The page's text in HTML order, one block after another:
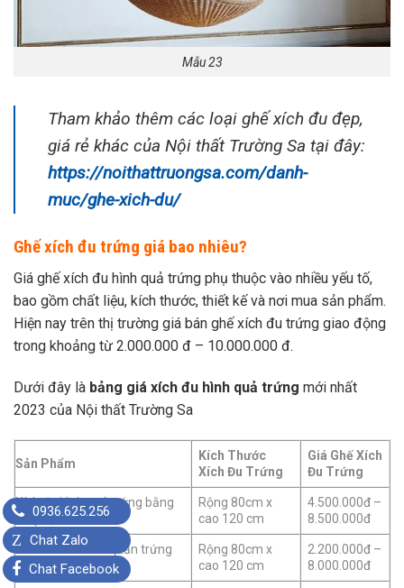
Mẫu 23
Tham khảo thêm các loại ghế xích đu đẹp,
giá rẻ khác của Nội thất Trường Sa tại đây:
https://noithattruongsa.com/danh-
muc/ghe-xich-du/
Ghế xích đu trứng giá bao nhiêu?
Giá ghế xích đu hình quả trứng phụ thuộc vào nhiều yếu tố,
bao gồm chất liệu, kích thước, thiết kế và nơi mua sản phẩm.
Hiện nay trên thị trường giá bán ghế xích đu trứng giao động
trong khoảng từ 2.000.000 đ – 10.000.000 đ.
Dưới đây là bảng giá xích đu hình quả trứng mới nhất
2023 của Nội thất Trường Sa
Sản Phẩm
Kích Thước
Xích Đu Trứng
Giá Ghế Xích
Đu Trứng
Xích đu hình quả trứng bằng
mây tự nhiên
Rộng 80cm x
cao 120 cm
4.500.000đ –
8.500.000đ
Ghế xích đu hình quản trứng
nhựa giả mây
Rộng 80cm x
cao 120 cm
2.200.000đ –
8.000.000đ
0936.625.256
Z Chat Zalo
Chat Facebook